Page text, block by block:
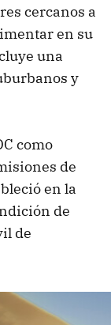
cercanos a
en su
una
y
como
de
en la
de
de